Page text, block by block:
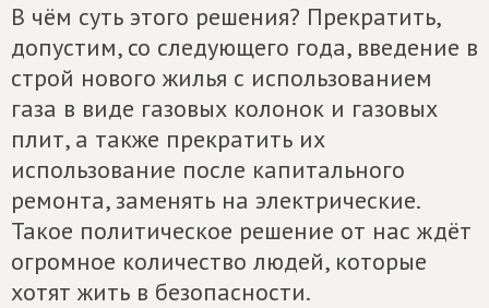
В чём суть этого решения? Прекратить,
допустим, со следующего года, введение в
строй нового жилья с использованием
газа в виде газовых колонок и газовых
плит, а также прекратить их
использование после капитального
ремонта, заменять на электрические.
Такое политическое решение от нас ждёт
огромное количество людей, которые
хотят жить в безопасности.